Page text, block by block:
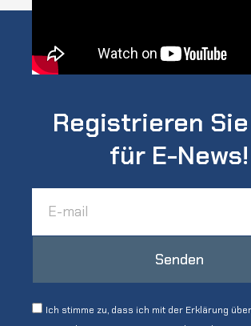
Registrieren
für E-News!
Senden
Ich stimme zu, dass ich mit der Erklärung